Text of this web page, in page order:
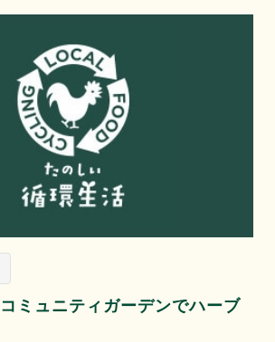
ミュニティガーデンでハーブ